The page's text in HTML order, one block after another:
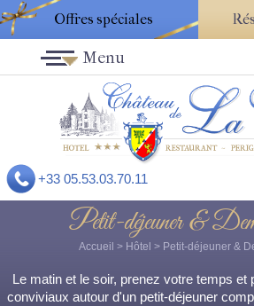
Offres spéciales
+33 05.53.03.70.11
Menu
Petit-déjeuner &
Accueil > Hôtel > Petit-déjeuner &
Le matin et le soir, prenez votre temps et
conviviaux autour d'un petit-déjeuner